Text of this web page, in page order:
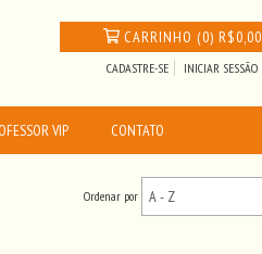
CARRINHO (0)R$0,00
CADASTRE-SE INICIAR SESSÃO
VIP CONTATO
Ordenar por